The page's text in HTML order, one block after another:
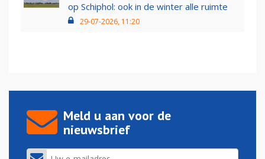
op Schiphol: ook in de winter alle ruimte
29-07-2026, 11:20
Meld u aan voor de
nieuwsbrief